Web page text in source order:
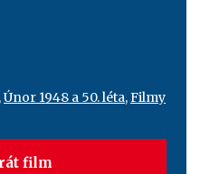
,Únor 1948 a 50. léta,Filmy
film